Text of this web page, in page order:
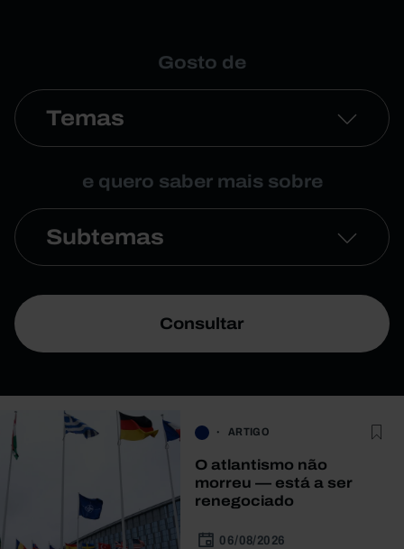
Gosto de
Temas
e quero saber mais sobre
Subtemas
Consultar
ARTIGO
O atlantismo não
morreu — está a ser
renegociado
06/08/2026